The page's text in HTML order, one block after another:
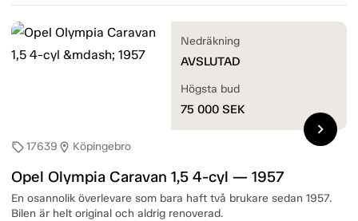
sell17639 location_on Köpingebro
Opel Olympia Caravan 1,5 4-cyl — 1957
En osannolik överlevare som bara haft två brukare sedan 1957.
Bilen är helt original och aldrig renoverad.
Nedräkning
AVSLUTAD
Högsta bud
75 000 SEK
chevron_right